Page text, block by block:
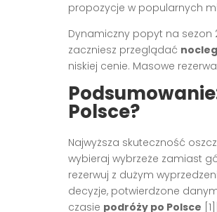
propozycje w popularnych
Dynamiczny popyt na sezon
zaczniesz przeglądać
niskiej cenie. Masowe
Polsce?
Najwyższa skuteczność
wybieraj wybrzeże zamiast
rezerwuj z dużym
decyzje, potwierdzone
czasie podróży po Polsce